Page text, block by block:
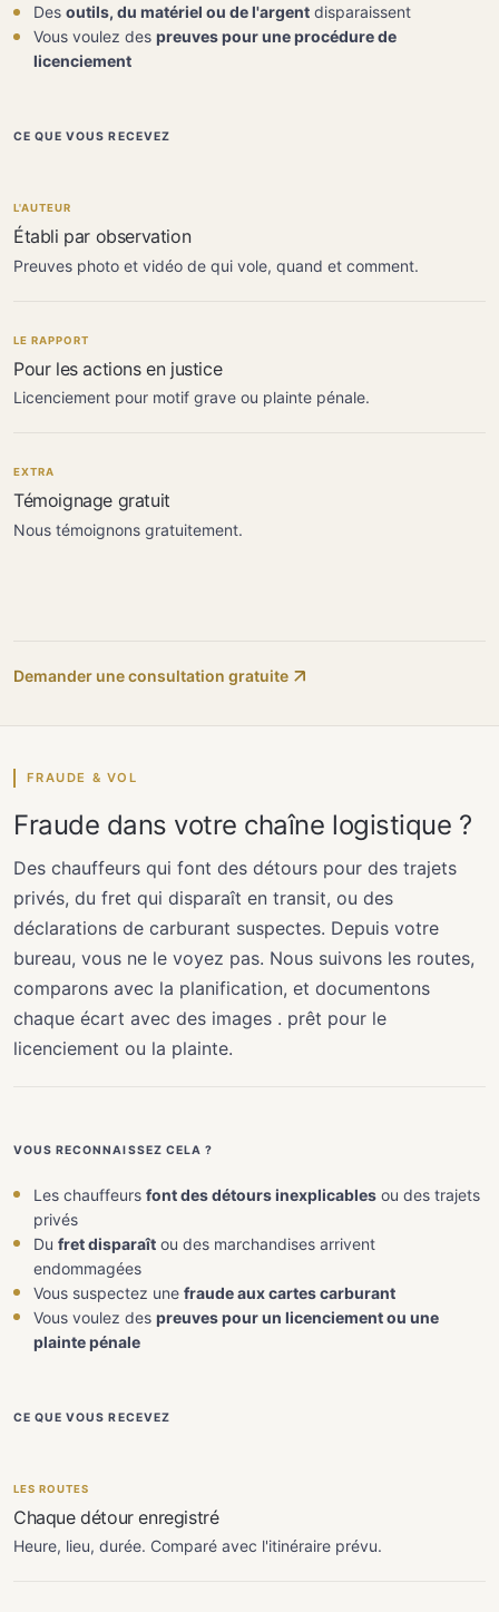
Desoutils, du matériel ou de l'argent disparaissent
Vous voulez despreuves pour une procédure de
licenciement
CE QUE VOUS RECEVEZ
L'AUTEUR
Établi par observation
Preuves photo et vidéo de qui vole, quand et comment.
LE RAPPORT
Pour les actions en justice
Licenciement pour motif grave ou plainte pénale.
EXTRA
Témoignage gratuit
Nous témoignons gratuitement.
Demander une consultation gratuite
FRAUDE & VOL
Fraude dans votre chaîne logistique ?
Des chauffeurs qui font des détours pour des trajets
privés, du fret qui disparaît en transit, ou des
déclarations de carburant suspectes. Depuis votre
bureau, vous ne le voyez pas. Nous suivons les routes,
comparons avec la planification, et documentons
chaque écart avec des images . prêt pour le
licenciement ou la plainte.
VOUS RECONNAISSEZ CELA ?
Les chauffeursfont des détours inexplicables ou des trajets
privés
Dufret disparaît ou des marchandises arrivent
endommagées
Vous suspectez unefraude aux cartes carburant
Vous voulez despreuves pour un licenciement ou une
plainte pénale
CE QUE VOUS RECEVEZ
LES ROUTES
Chaque détour enregistré
Heure, lieu, durée. Comparé avec l'itinéraire prévu.